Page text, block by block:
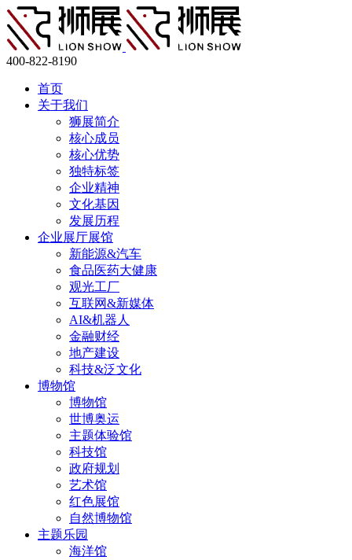
400-822-8190
首页
关于我们
狮展简介
核心成员
核心优势
独特标签
企业精神
文化基因
发展历程
企业展厅展馆
新能源&汽车
食品医药大健康
观光工厂
互联网&新媒体
AI&机器人
金融财经
地产建设
科技&泛文化
博物馆
博物馆
世博奥运
主题体验馆
科技馆
政府规划
艺术馆
红色展馆
自然博物馆
主题乐园
海洋馆